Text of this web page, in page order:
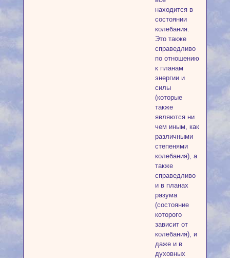
находится в
состоянии
колебания.
Это также
справедливо
по отношению
к планам
энергии и
силы
(которые
также
являются ни
чем иным, как
различными
степенями
колебания), а
также
справедливо
и в планах
разума
(состояние
которого
зависит от
колебания), и
даже и в
духовных